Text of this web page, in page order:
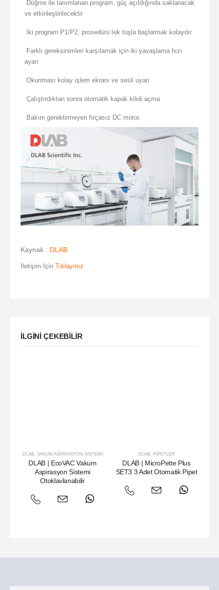
Düğme ile tanımlanan program, güç açıldığında saklanacak
ve etkinleştirilecektir
İki program P1/P2, prosedürü tek tuşla başlatmak kolaydır
Farklı gereksinimleri karşılamak için iki yavaşlama hızı
ayarı
Okunması kolay işlem ekranı ve sesli uyarı
Çalıştırdıktan sonra otomatik kapak kilidi açma
Bakım gerektirmeyen fırçasız DC motor.
Kaynak : DLAB
İletişim İçin Tıklayınız
ILGINI ÇEKEBILIR
DLAB, VAKUM ASPIRASYON SISTEMI
DLAB | EcoVAC Vakum
Aspirasyon Sistemi
Otoklavlanabilir
DLAB, PIPETLER
DLAB | MicroPette Plus
SET3 3 Adet Otomatik Pipet